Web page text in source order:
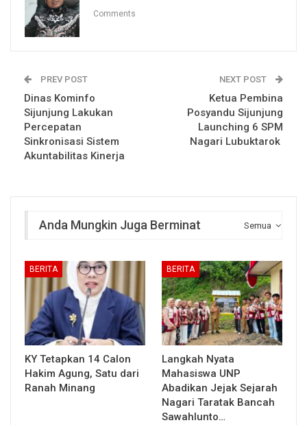
Comments
PREV POST
Dinas Kominfo
Sijunjung Lakukan
Percepatan
Sinkronisasi Sistem
Akuntabilitas Kinerja
NEXT POST
Ketua Pembina
Posyandu Sijunjung
Launching 6 SPM
Nagari Lubuktarok
Semua
Anda Mungkin Juga Berminat
BERITA
KY Tetapkan 14 Calon
Hakim Agung, Satu dari
Ranah Minang
BERITA
Langkah Nyata
Mahasiswa UNP
Abadikan Jejak Sejarah
Nagari Taratak Bancah
Sawahlunto…